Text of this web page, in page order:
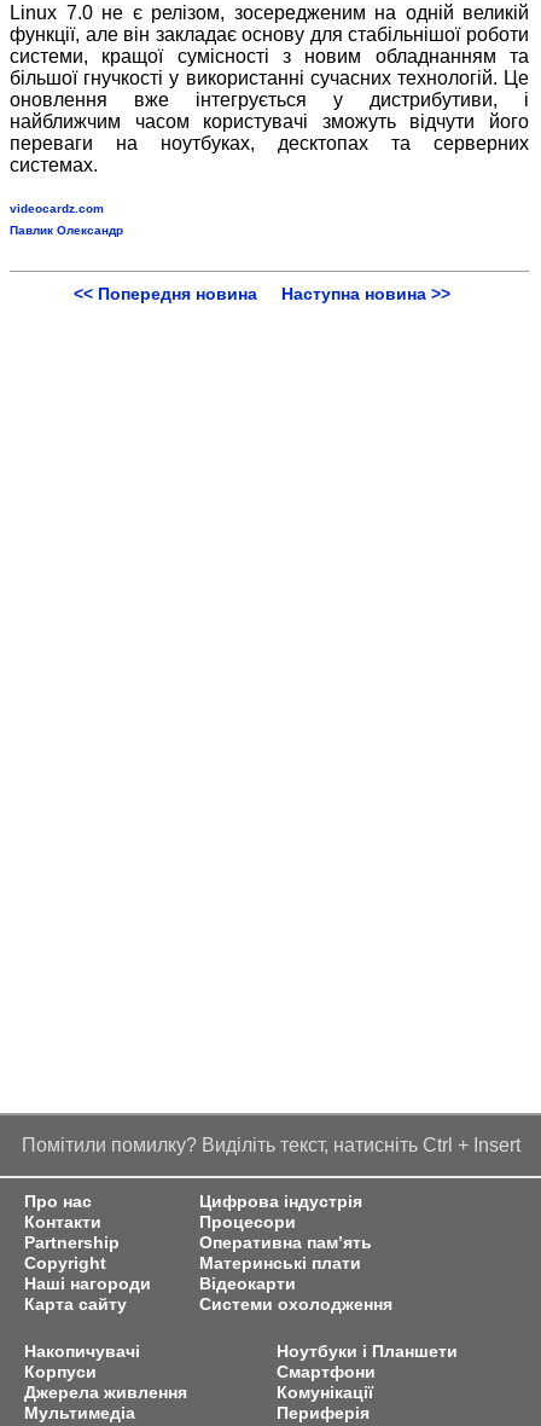
Linux 7.0 не є релізом, зосередженим на одній великій
функції, але він закладає основу для стабільнішої роботи
системи, кращої сумісності з новим обладнанням та
більшої гнучкості у використанні сучасних технологій. Це
оновлення вже інтегрується у дистрибутиви, і
найближчим часом користувачі зможуть відчути його
переваги на ноутбуках, десктопах та серверних
системах.
videocardz.com
Павлик Олександр
<< Попередня новина Наступна новина >>
Помітили помилку? Виділіть текст, натисніть Ctrl + Insert
Про нас
Контакти
Partnership
Copyright
Наші нагороди
Карта сайту
Цифрова індустрія
Процесори
Оперативна пам’ять
Материнські плати
Відеокарти
Системи охолодження
Накопичувачі
Корпуси
Джерела живлення
Мультимедіа
Ноутбуки і Планшети
Смартфони
Комунікації
Периферія